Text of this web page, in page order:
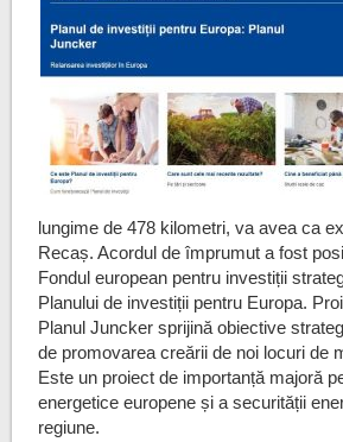
lungime de 478 kilometri, va avea ca
Recaș. Acordul de împrumut a fost
Fondul european pentru investiții
Planului de investiții pentru Europa.
Planul Juncker sprijină obiective
de promovarea creării de noi locuri de
Este un proiect de importanță majoră
energetice europene și a securității
regiune.